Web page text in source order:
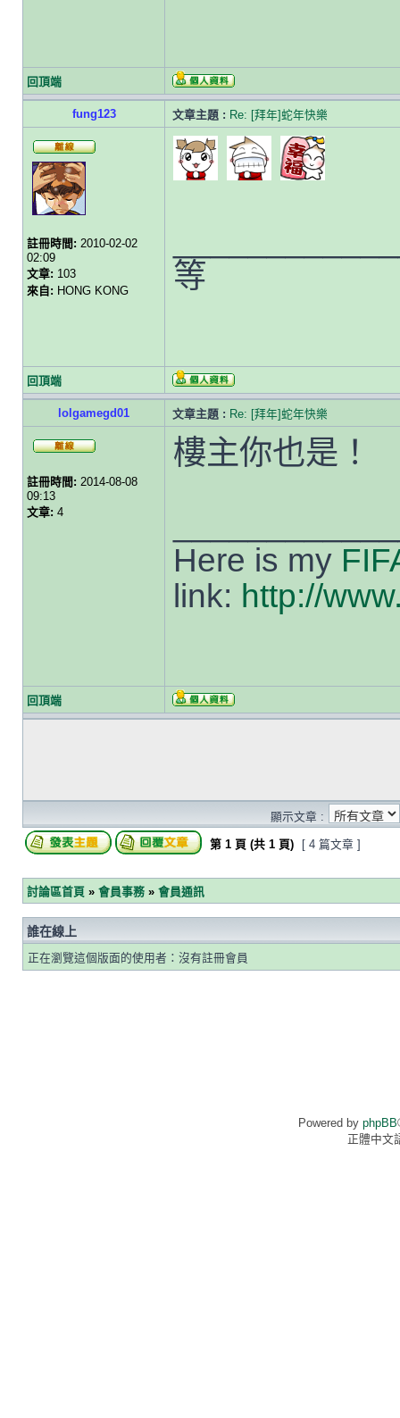
回頂端
fung123 文章主題 : Re: [拜年]蛇年快樂
註冊時間: 2010-02-02
02:09
文章: 103
來自: HONG KONG
等
回頂端
lolgamegd01 文章主題 : Re: [拜年]蛇年快樂
註冊時間: 2014-08-08
09:13
文章: 4
樓主你也是！
Here is my
link: http://
回頂端
顯示文章 :
第 1 頁 (共 1 頁) [ 4 篇文章 ]
討論區首頁 » 會員事務 » 會員通訊
誰在線上
正在瀏覽這個版面的使用者：沒有註冊會員
Powered by phpBB
正體中文